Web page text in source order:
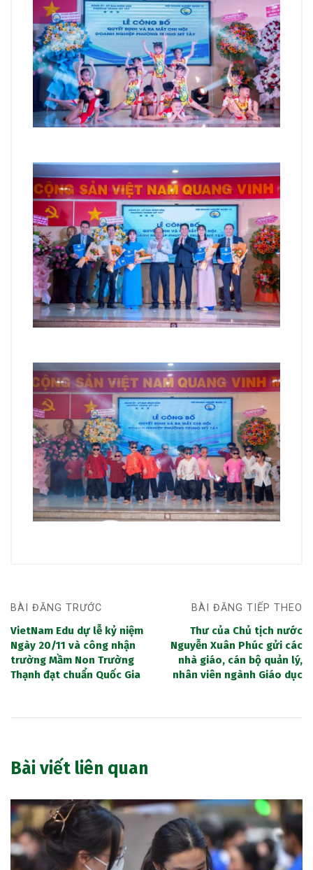
BÀI ĐĂNG TRƯỚC
VietNam Edu dự lễ kỷ niệm
Ngày 20/11 và công nhận
trường Mầm Non Trường
Thạnh đạt chuẩn Quốc Gia
BÀI ĐĂNG TIẾP THEO
Thư của Chủ tịch nước
Nguyễn Xuân Phúc gửi các
nhà giáo, cán bộ quản lý,
nhân viên ngành Giáo dục
Bài viết liên quan